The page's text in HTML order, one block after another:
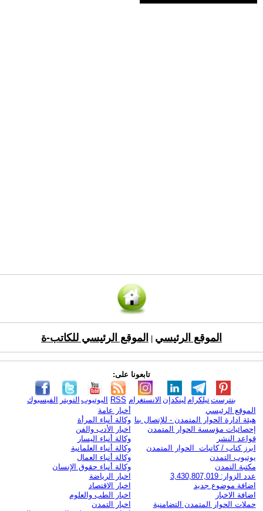
الموقع الرئيسي الموقع الرئيسي للكاتب-ة
تابعونا على:
الفيسبوك التويتر اليوتيوب RSS الانستغرام لينكدإن تيلكرامبنترست
الموقع الرئيسي
هيئة ادارة الحوار المتمدن - للإتصال بنا
إحصائيات مؤسسة الحوار المتمدن
قواعد النشر
ابرز كتاب / كاتبات الحوار المتمدن
يوتيوب التمدن
مكتبة التمدن
عدد الزوار: 3,430,807,019
اضافة موضوع جديد
اضافة الاخبار
حملات الحوار المتمدن التضامنية
أخبار عامة
وكالة أنباء المرأة
اخبار الأدب والفن
وكالة أنباء اليسار
وكالة أنباء العلمانية
وكالة أنباء العمال
وكالة أنباء حقوق الإنسان
اخبار الرياضة
اخبار الاقتصاد
اخبار الطب والعلوم
اخبار التمدن